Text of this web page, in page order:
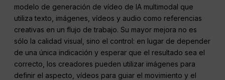
modelo de generación de vídeo de IA multimodal que
utiliza texto, imágenes, vídeos y audio como referencias
creativas en un flujo de trabajo. Su mayor mejora no es
sólo la calidad visual, sino el control: en lugar de depender
de una única indicación y esperar que el resultado sea el
correcto, los creadores pueden utilizar imágenes para
definir el aspecto, vídeos para guiar el movimiento y el